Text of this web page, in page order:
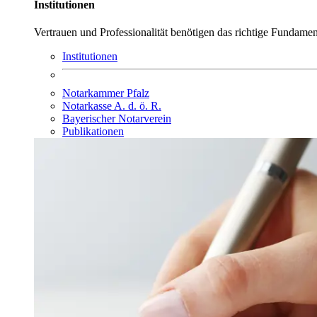
Institutionen
Vertrauen und Professionalität benötigen das richtige
Institutionen
Notarkammer Pfalz
Notarkasse A. d. ö. R.
Bayerischer Notarverein
Publikationen